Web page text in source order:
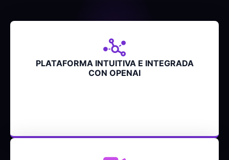
PLATAFORMA INTUITIVA E INTEGRADA
CON OPENAI